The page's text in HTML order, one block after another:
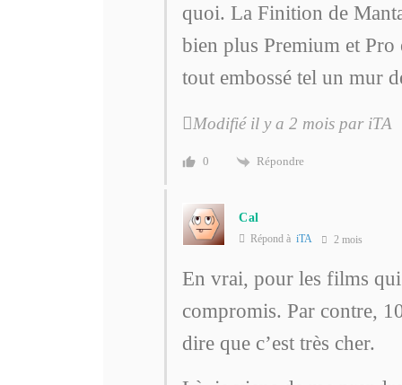
quoi. La Finition de
bien plus Premium et
tout embossé tel un mur
Modifié il y a 2 mois par iTA
0 Répondre
Cal
Répond à iTA 2 mois
En vrai, pour les films qui
compromis. Par contre,
dire que c’est très cher.